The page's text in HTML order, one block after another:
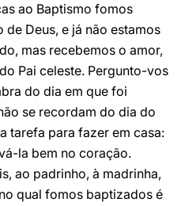
ao Baptismo fomos
Deus, e já não estamos
mas recebemos o amor,
Pai celeste. Pergunto-vos
do dia em que foi
se recordam do dia do
tarefa para fazer em casa:
la bem no coração.
ao padrinho, à madrinha,
qual fomos baptizados é